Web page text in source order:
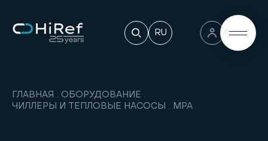
RU
ГЛАВНАЯ
ОБОРУДОВАНИЕ
ЧИЛЛЕРЫ И ТЕПЛОВЫЕ НАСОСЫ
MPA